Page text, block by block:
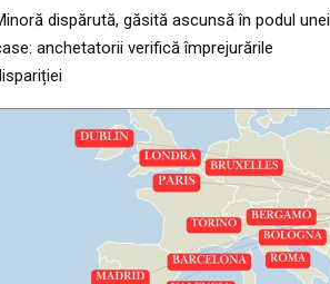
dispărută, găsită ascunsă în podul unei
anchetatorii verifică împrejurările